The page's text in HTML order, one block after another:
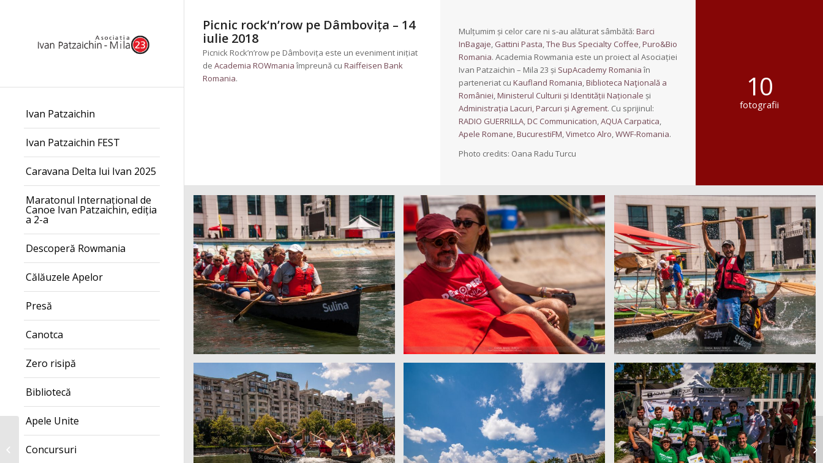
Ivan Patzaichin
Ivan Patzaichin FEST
Caravana Delta lui Ivan 2025
Maratonul Internațional de
Canoe Ivan Patzaichin, ediția
a 2-a
Descoperă Rowmania
Călăuzele Apelor
Presă
Canotca
Zero risipă
Bibliotecă
Apele Unite
Concursuri
Picnic rock‘n’row pe Dâmbovița – 14
iulie 2018
Picnick Rock’n’row pe Dâmbovița este un eveniment inițiat
de Academia ROWmaniaîmpreună cu Raiffeisen Bank
Romania.
Mulțumim și celor care ni s-au alăturat sâmbătă: Barci
InBagaje, Gattini Pasta,The Bus Specialty Coffee,Puro&Bio
Romania. Academia Rowmania este un proiect al Asociației
Ivan Patzaichin – Mila 23 și SupAcademy Romaniaîn
parteneriat cu Kaufland Romania,Biblioteca Naţională a
României,Ministerul Culturii și Identității Naționale și
Administrația Lacuri, Parcuri și Agrement. Cu sprijinul:
RADIO GUERRILLA,DC Communication,AQUA Carpatica,
Apele Romane,BucurestiFM,Vimetco Alro,WWF-Romania.
Photo credits: Oana Radu Turcu
10
fotografii
– Giurgiu 2018